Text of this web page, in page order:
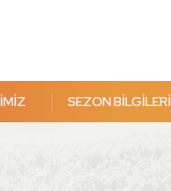
SEZON BİLGİLERİ